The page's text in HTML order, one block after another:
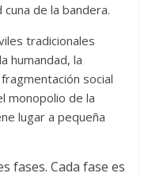
de la bandera.
tradicionales
humandad, la
social
monopolio de la
lugar a pequeña
fases. Cada fase es